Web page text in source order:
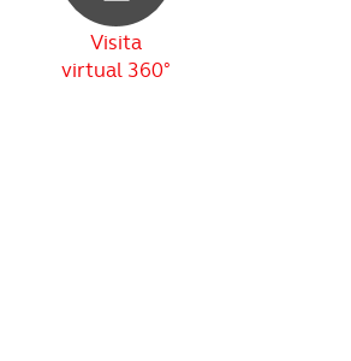
Visita
virtual 360°